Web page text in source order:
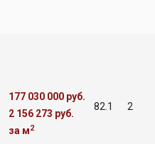
177 030 000 руб.
2 156 273 руб.
за м2
82.1 2